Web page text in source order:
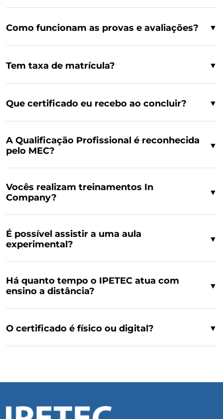
Como funcionam as provas e avaliações? ▼
Tem taxa de matrícula? ▼
Que certificado eu recebo ao concluir? ▼
A Qualificação Profissional é reconhecida
pelo MEC?
▼
Vocês realizam treinamentos In
Company?
▼
É possível assistir a uma aula
experimental?
▼
Há quanto tempo o IPETEC atua com
ensino a distância?
▼
O certificado é físico ou digital? ▼